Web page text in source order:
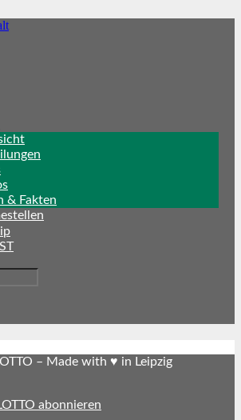
& Fakten
– Made with ♥ in Leipzig
abonnieren